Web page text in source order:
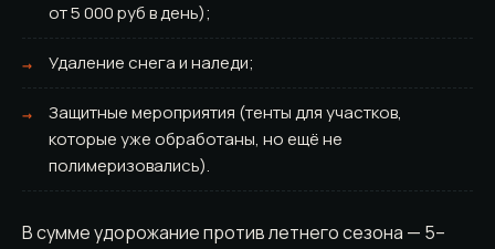
от 5 000 руб в день);
Удаление снега и наледи;
Защитные мероприятия (тенты для участков,
которые уже обработаны, но ещё не
полимеризовались).
В сумме удорожание против летнего сезона — 5–